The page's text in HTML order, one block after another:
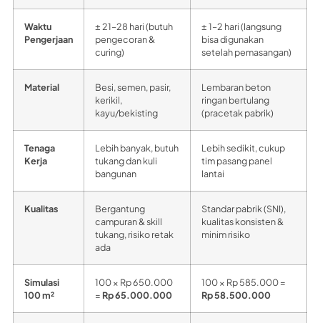
Waktu
Pengerjaan
± 21–28 hari (butuh
pengecoran &
curing)
± 1–2 hari (langsung
bisa digunakan
setelah pemasangan)
Material
Besi, semen, pasir,
kerikil,
kayu/bekisting
Lembaran beton
ringan bertulang
(pracetak pabrik)
Tenaga
Kerja
Lebih banyak, butuh
tukang dan kuli
bangunan
Lebih sedikit, cukup
tim pasang panel
lantai
Kualitas
Bergantung
campuran & skill
tukang, risiko retak
ada
Standar pabrik (SNI),
kualitas konsisten &
minim risiko
Simulasi
100 m²
100 × Rp 650.000
= Rp 65.000.000
100 × Rp 585.000 =
Rp 58.500.000